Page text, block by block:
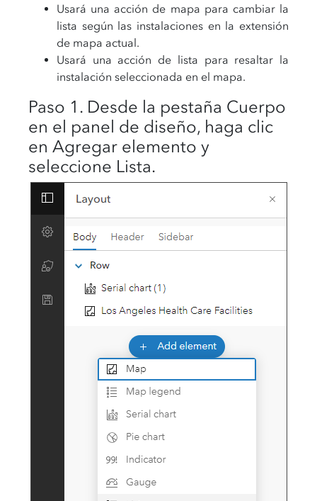
Usará una acción de mapa para cambiar la
lista según las instalaciones en la extensión
de mapa actual.
Usará una acción de lista para resaltar la
instalación seleccionada en el mapa.
Paso 1. Desde la pestaña Cuerpo
en el panel de diseño, haga clic
en Agregar elemento y
seleccione Lista.